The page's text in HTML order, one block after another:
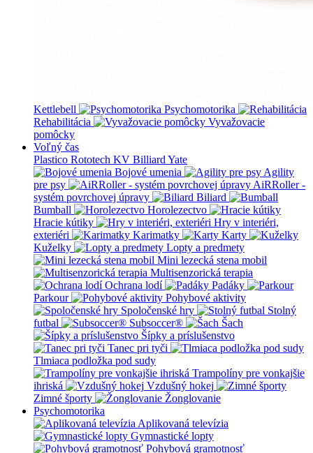
Kettlebell
Psychomotorika
Rehabilitácia
Vyvažovacie
pomôcky
Voľný čas
Plastico Rototech KV Billiard Yate
Bojové umenia
Agility
pre psy
AiRRoller -
systém povrchovej úpravy
Biliard
Bumball
Horolezectvo
Hracie kútiky
Hry v interiéri,
exteriéri
Karimatky
Karty
Kuželky
Lopty a predmety
Mini lezecká stena mobil
Multisenzorická terapia
Ochrana lodí
Padáky
Parkour
Pohybové aktivity
Spoločenské hry
Stolný
futbal
Subsoccer®
Šach
Šípky a príslušenstvo
Tanec pri tyči
Tlmiaca podložka pod sudy
Trampolíny pre vonkajšie
ihriská
Vzdušný hokej
Zimné športy
Žonglovanie
Psychomotorika
Aplikovaná televízia
Gymnastické lopty
Pohybová gramotnosť